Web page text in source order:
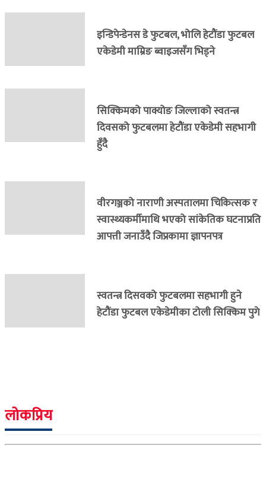
इन्डिपेन्डेनस डे फुटबल, भोलि हेटौंडा फुटबल
एकेडेमी माम्रिङ ब्वाइजसँग भिड्ने
सिक्किमको पाक्योङ जिल्लाको स्वतन्त्र
दिवसको फुटबलमा हेटौंडा एकेडेमी सहभागी
हुँदै
वीरगञ्जको नाराणी अस्पतालमा चिकित्सक र
स्वास्थ्यकर्मीमाथि भएको सांकेतिक घटनाप्रति
आपत्ती जनाउँदै जिप्रकामा ज्ञापनपत्र
स्वतन्त्र दिसवको फुटबलमा सहभागी हुने
हेटौंडा फुटबल एकेडेमीका टोली सिक्किम पुगे
लोकप्रिय